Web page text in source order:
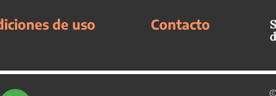
de uso Contacto
©